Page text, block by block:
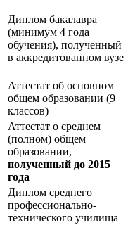
Диплом бакалавра
(минимум 4 года
обучения), полученный
в аккредитованном вузе
Аттестат об основном
общем образовании (9
классов)
Аттестат о среднем
(полном) общем
образовании,
полученный до 2015
года
Диплом среднего
профессионально-
технического училища